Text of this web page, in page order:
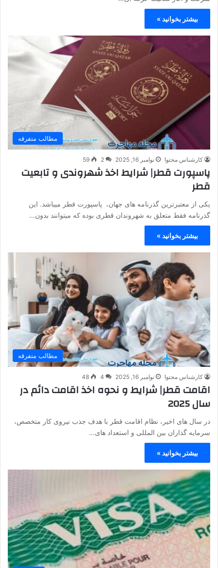
بیشتر بخوانید »
مطالب متفرقه
کارشناس محتوا نوامبر 16, 2025 2
59
پاسپورت قطر| شرایط اخذ شهروندی و تابعیت
قطر
یکی از معتبرترین گذرنامه های جهان، پاسپورت قطر میباشد. این
گذرنامه فقط متعلق به شهروندان قطری بوده که میتوانند بدون…
بیشتر بخوانید »
مطالب متفرقه
کارشناس محتوا نوامبر 16, 2025 4
48
اقامت قطر| شرایط و نحوه اخذ اقامت دائم در
سال 2025
در سال‌ های اخیر، نظام اقامت قطر با هدف جذب نیروی کار متخصص،
سرمایه‌ گذاران بین‌ المللی و استعداد های…
بیشتر بخوانید »